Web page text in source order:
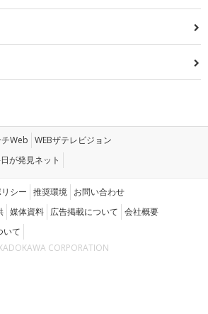
Web WEBザテレビジョン
が発見ネット
シー 推奨環境 お問い合わせ
媒体資料 広告掲載について 会社概要
いて
CORPORATION